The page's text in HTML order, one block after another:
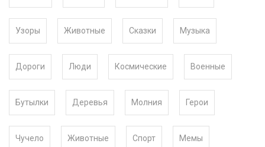
Узоры Животные Сказки Музыка
Дороги Люди Космические Военные
Бутылки Деревья Молния Герои
Чучело Животные Спорт Мемы